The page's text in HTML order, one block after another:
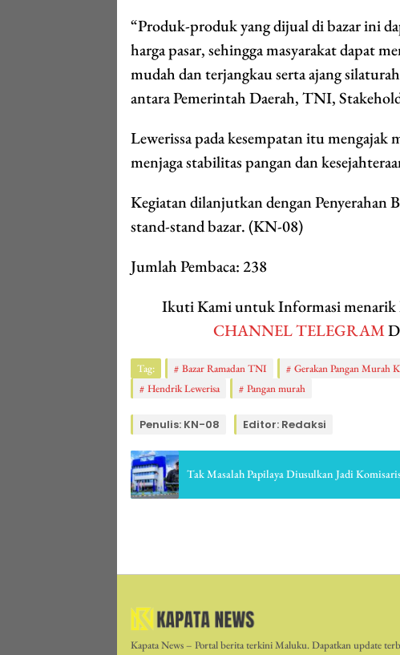
“Produk-produk yang dijual di bazar ini
harga pasar, sehingga masyarakat dapat
mudah dan terjangkau serta ajang
antara Pemerintah Daerah, TNI,
Lewerissa pada kesempatan itu mengajak
menjaga stabilitas pangan dan
Kegiatan dilanjutkan dengan Penyerahan
stand-stand bazar. (KN-08)
Jumlah Pembaca: 238
Ikuti Kami untuk Informasi
CHANNEL TELEGRAM
Tag: Bazar Ramadan TNI Gerakan Pangan Murah
Hendrik Lewerisa
Pangan murah
Penulis: KN-08 Editor: Redaksi
Tak Masalah Papilaya Diusulkan Jadi
Kapata News – Portal berita terkini Maluku. Dapatkan update